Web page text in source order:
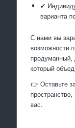
✔
варианта
С нами вы
возможности
продуманный,
который
👉 Оставьте
вас.